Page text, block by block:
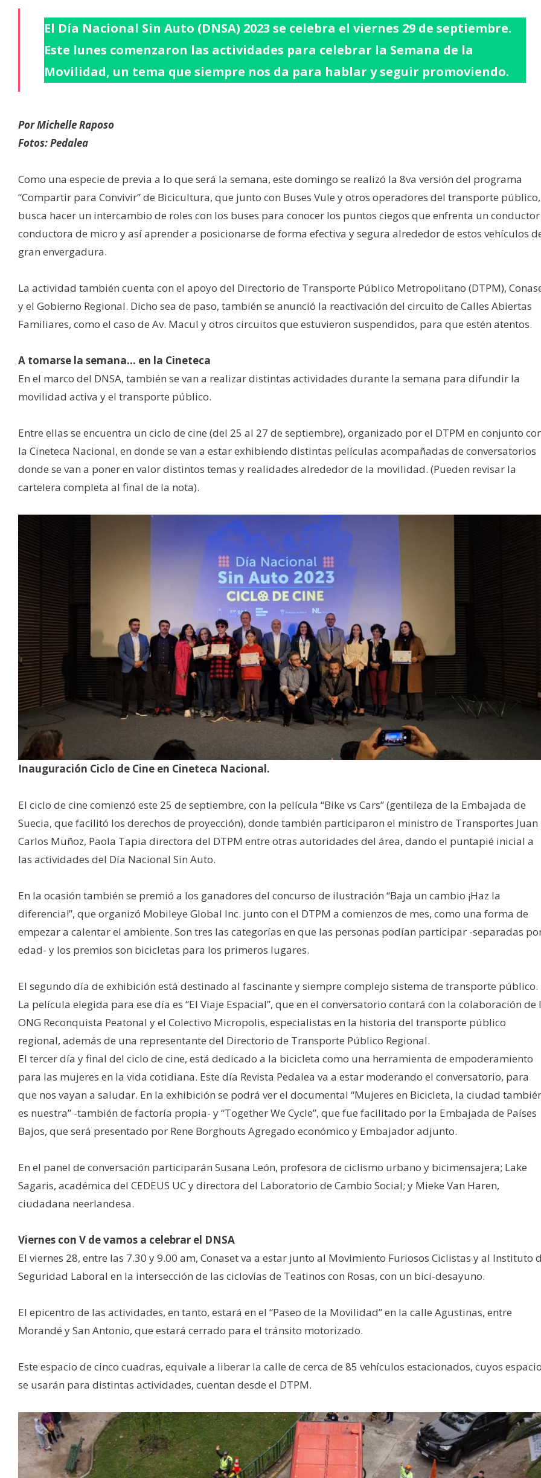
El Día Nacional Sin Auto (DNSA) 2023 se celebra el viernes 29 de septiembre.
Este lunes comenzaron las actividades para celebrar la Semana de la
Movilidad, un tema que siempre nos da para hablar y seguir promoviendo.
Por Michelle Raposo
Fotos: Pedalea
Como una especie de previa a lo que será la semana, este domingo se realizó la 8va versión del programa
“Compartir para Convivir” de Bicicultura, que junto con Buses Vule y otros operadores del transporte público,
busca hacer un intercambio de roles con los buses para conocer los puntos ciegos que enfrenta un
conductora de micro y así aprender a posicionarse de forma efectiva y segura alrededor de estos vehículos
gran envergadura.
La actividad también cuenta con el apoyo del Directorio de Transporte Público Metropolitano (DTPM),
y el Gobierno Regional. Dicho sea de paso, también se anunció la reactivación del circuito de Calles Abiertas
Familiares, como el caso de Av. Macul y otros circuitos que estuvieron suspendidos, para que estén atentos.
A tomarse la semana… en la Cineteca
En el marco del DNSA, también se van a realizar distintas actividades durante la semana para difundir la
movilidad activa y el transporte público.
Entre ellas se encuentra un ciclo de cine (del 25 al 27 de septiembre), organizado por el DTPM en conjunto
la Cineteca Nacional, en donde se van a estar exhibiendo distintas películas acompañadas de conversatorios
donde se van a poner en valor distintos temas y realidades alrededor de la movilidad. (Pueden revisar la
cartelera completa al final de la nota).
Inauguración Ciclo de Cine en Cineteca Nacional.
El ciclo de cine comienzó este 25 de septiembre, con la película “Bike vs Cars” (gentileza de la Embajada de
Suecia, que facilitó los derechos de proyección), donde también participaron el ministro de Transportes Juan
Carlos Muñoz, Paola Tapia directora del DTPM entre otras autoridades del área, dando el puntapié inicial a
las actividades del Día Nacional Sin Auto.
En la ocasión también se premió a los ganadores del concurso de ilustración “Baja un cambio ¡Haz la
diferencia!”, que organizó Mobileye Global Inc. junto con el DTPM a comienzos de mes, como una forma de
empezar a calentar el ambiente. Son tres las categorías en que las personas podían participar -separadas
edad- y los premios son bicicletas para los primeros lugares.
El segundo día de exhibición está destinado al fascinante y siempre complejo sistema de transporte público.
La película elegida para ese día es “El Viaje Espacial”, que en el conversatorio contará con la colaboración de
ONG Reconquista Peatonal y el Colectivo Micropolis, especialistas en la historia del transporte público
regional, además de una representante del Directorio de Transporte Público Regional.
El tercer día y final del ciclo de cine, está dedicado a la bicicleta como una herramienta de empoderamiento
para las mujeres en la vida cotidiana. Este día Revista Pedalea va a estar moderando el conversatorio, para
que nos vayan a saludar. En la exhibición se podrá ver el documental “Mujeres en Bicicleta, la ciudad
es nuestra” -también de factoría propia- y “Together We Cycle”, que fue facilitado por la Embajada de Países
Bajos, que será presentado por Rene Borghouts Agregado económico y Embajador adjunto.
En el panel de conversación participarán Susana León, profesora de ciclismo urbano y bicimensajera; Lake
Sagaris, académica del CEDEUS UC y directora del Laboratorio de Cambio Social; y Mieke Van Haren,
ciudadana neerlandesa.
Viernes con V de vamos a celebrar el DNSA
El viernes 28, entre las 7.30 y 9.00 am, Conaset va a estar junto al Movimiento Furiosos Ciclistas y al Instituto
Seguridad Laboral en la intersección de las ciclovías de Teatinos con Rosas, con un bici-desayuno.
El epicentro de las actividades, en tanto, estará en el “Paseo de la Movilidad” en la calle Agustinas, entre
Morandé y San Antonio, que estará cerrado para el tránsito motorizado.
Este espacio de cinco cuadras, equivale a liberar la calle de cerca de 85 vehículos estacionados, cuyos
se usarán para distintas actividades, cuentan desde el DTPM.